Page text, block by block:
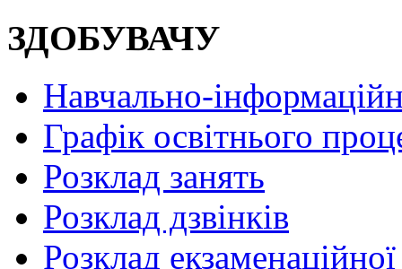
ЗДОБУВАЧУ
Навчально-
Графік освітнього
Розклад занять
Розклад дзвінків
Розклад екзаменаційної